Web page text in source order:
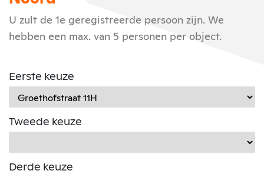
U zult de 1e geregistreerde persoon zijn. We
hebben een max. van 5 personen per object.
Eerste keuze
Tweede keuze
Derde keuze